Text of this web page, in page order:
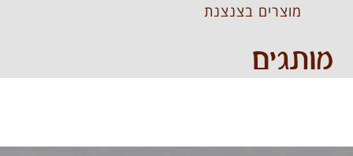
מוצרים בצנצנת
מותגים